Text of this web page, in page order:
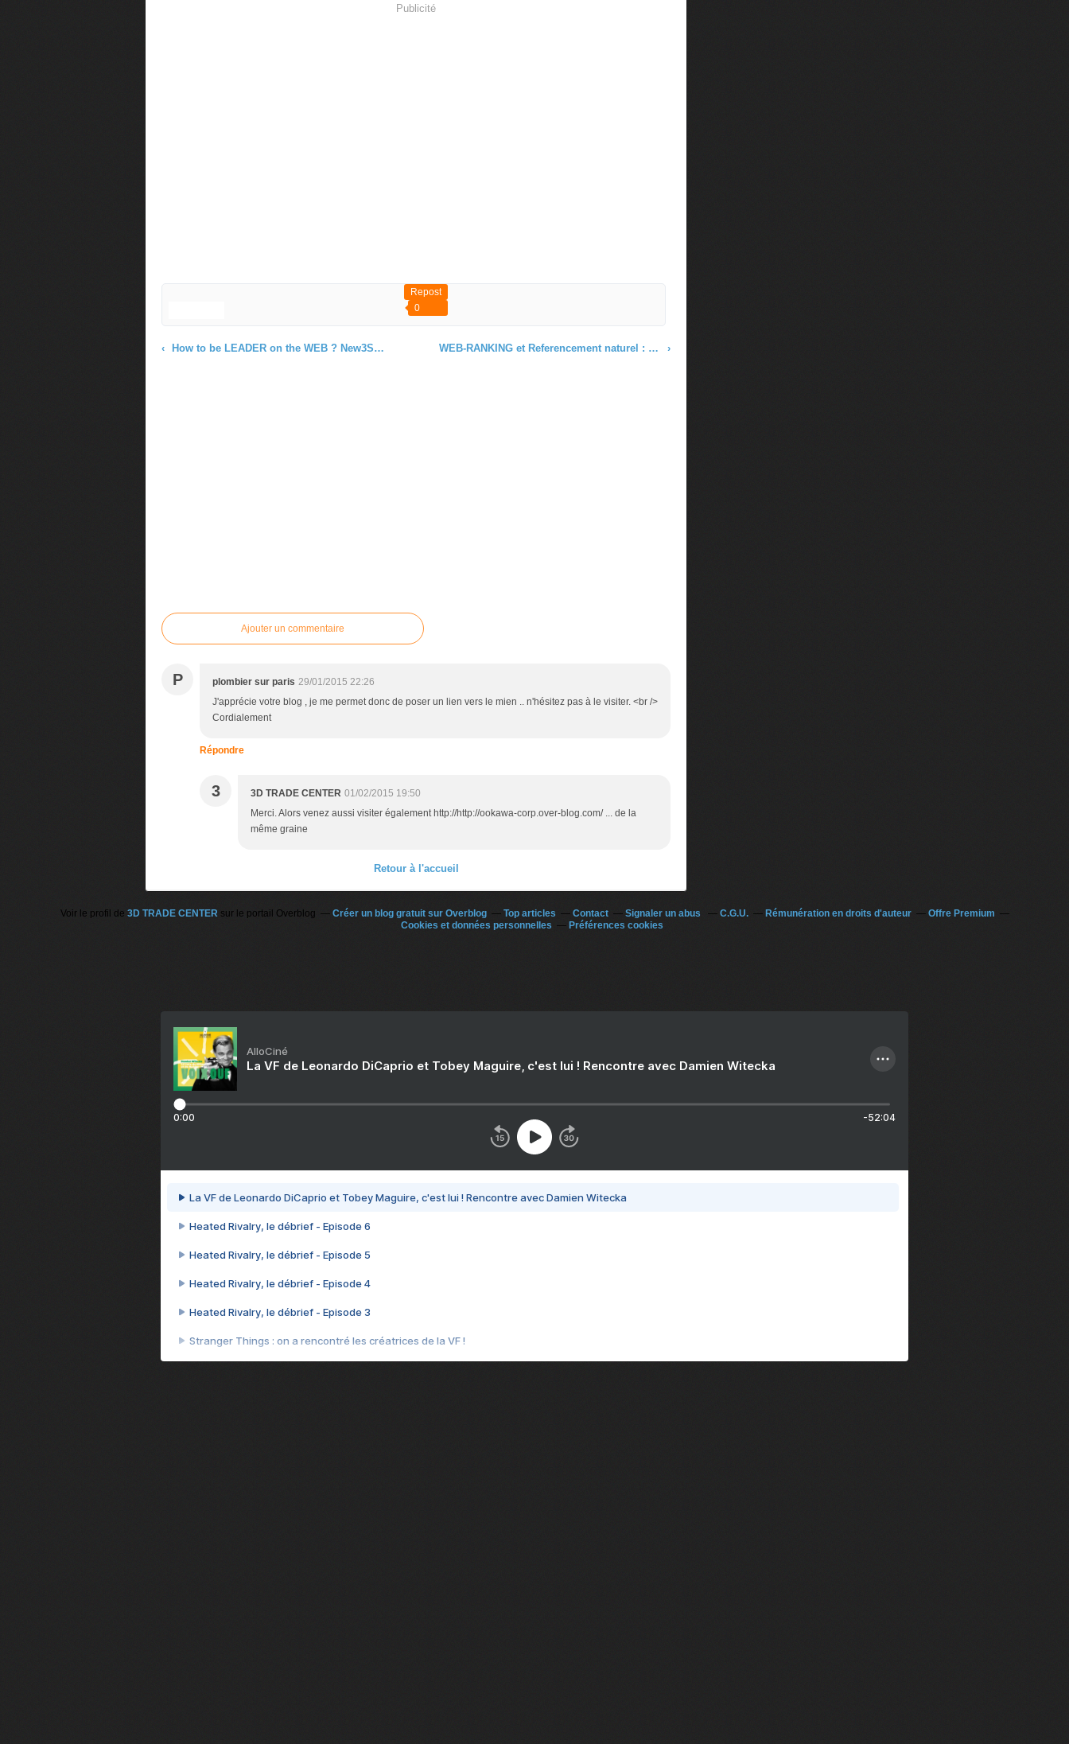
Publicité
Repost
0
How to be LEADER on the WEB ? New3S créateur de notoriété rapide ›
WEB-RANKING et Referencement naturel : Nouveaux Services du leader New3S
Ajouter un commentaire
P plombier sur paris 29/01/2015 22:26
J'apprécie votre blog , je me permet donc de poser un lien vers le mien .. n'hésitez pas à le visiter. <br />
Cordialement
Répondre
3 3D TRADE CENTER 01/02/2015 19:50
Merci. Alors venez aussi visiter également http://http://ookawa-corp.over-blog.com/ ... de la
même graine
Retour à l'accueil
Voir le profil de 3D TRADE CENTERsur le portail Overblog Créer un blog gratuit sur Overblog Top articles Contact Signaler un abus C.G.U. Rémunération en droits d'auteur
Offre Premium
Cookies et données personnelles
Préférences cookies
AlloCiné
La VF de Leonardo DiCaprio et Tobey Maguire, c'est lui ! Rencontre avec Damien Witecka
0:00 -52:04
La VF de Leonardo DiCaprio et Tobey Maguire, c'est lui ! Rencontre avec Damien Witecka
Heated Rivalry, le débrief - Episode 6
Heated Rivalry, le débrief - Episode 5
Heated Rivalry, le débrief - Episode 4
Heated Rivalry, le débrief - Episode 3
Stranger Things : on a rencontré les créatrices de la VF !